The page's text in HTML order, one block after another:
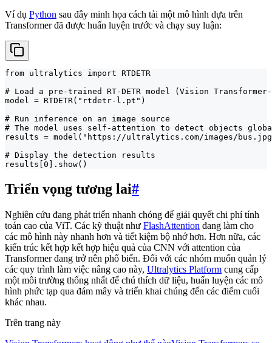
Ví dụ Python sau đây minh họa cách tải một mô hình dựa trên
Transformer đã được huấn luyện trước và chạy suy luận:
from ultralytics import RTDETR
# Load a pre-trained RT-DETR model (Vision
model = RTDETR("rtdetr-l.pt")
# Run inference on an image source
# The model uses self-attention to detect objects
results = model("https://ultralytics.com/images/
# Display the detection results
results[0].show()
Triển vọng tương lai#
Nghiên cứu đang phát triển nhanh chóng để giải quyết chi phí tính
toán cao của ViT. Các kỹ thuật như FlashAttention đang làm cho
các mô hình này nhanh hơn và tiết kiệm bộ nhớ hơn. Hơn nữa, các
kiến trúc kết hợp kết hợp hiệu quả của CNN với attention của
Transformer đang trở nên phổ biến. Đối với các nhóm muốn quản lý
các quy trình làm việc nâng cao này, Ultralytics Platform cung cấp
một môi trường thống nhất để chú thích dữ liệu, huấn luyện các mô
hình phức tạp qua đám mây và triển khai chúng đến các điểm cuối
khác nhau.
Trên trang này